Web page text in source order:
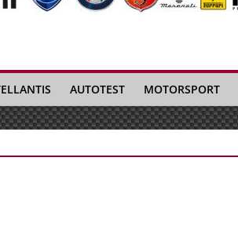
AUTOTEST MOTORSPORT